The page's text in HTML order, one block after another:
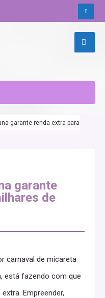
garante renda extra para
garante
de
carnaval de micareta
está fazendo com que
Empreender,